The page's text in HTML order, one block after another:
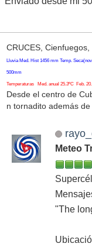
CRUCES,
Lluvia Med. Hist 1456 mm Temp.
500mm
Temperaturas Med. anual 25.3ºC Feb.
Desde el centro de
n tornadito además
Meteo
"The